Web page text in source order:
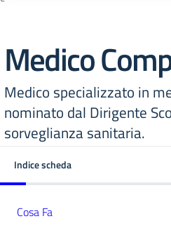
Medico
Medico specializzato in
nominato dal Dirigente
sorveglianza sanitaria.
Indice scheda
Cosa Fa